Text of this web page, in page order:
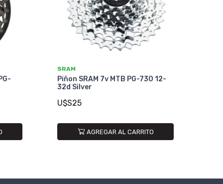
SRAM
Piñon SRAM 7v MTB PG-730 12-
32d Silver
U$S25
AGREGAR AL CARRITO